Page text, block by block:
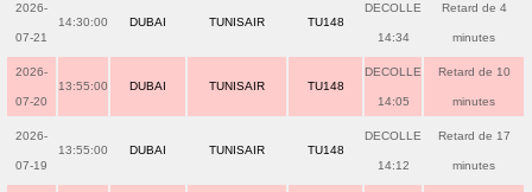
2026-
07-21
14:30:00 DUBAI TUNISAIR TU148
DECOLLE
14:34
Retard de 4
minutes
2026-
07-20
13:55:00 DUBAI TUNISAIR TU148
DECOLLE
14:05
Retard de 10
minutes
2026-
07-19
13:55:00 DUBAI TUNISAIR TU148
DECOLLE
14:12
Retard de 17
minutes